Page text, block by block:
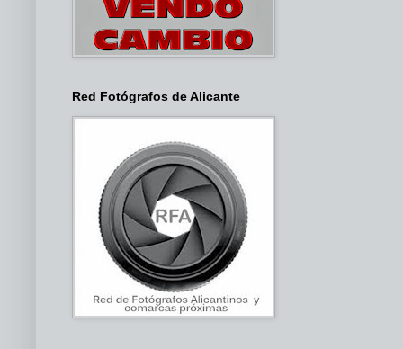
Red Fotógrafos de Alicante